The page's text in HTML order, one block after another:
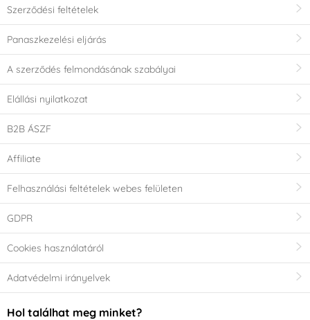
Szerződési feltételek
Panaszkezelési eljárás
A szerződés felmondásának szabályai
Elállási nyilatkozat
B2B ÁSZF
Affiliate
Felhasználási feltételek webes felületen
GDPR
Cookies használatáról
Adatvédelmi irányelvek
Hol találhat meg minket?